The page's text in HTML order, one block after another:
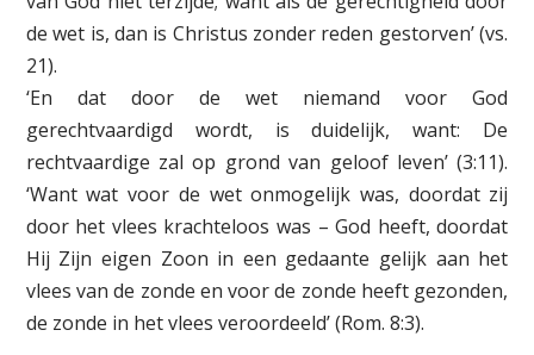
de wet is, dan is Christus zonder reden gestorven’ (vs.
21).
‘En dat door de wet niemand voor God
gerechtvaardigd wordt, is duidelijk, want: De
rechtvaardige zal op grond van geloof leven’ (3:11).
‘Want wat voor de wet onmogelijk was, doordat zij
door het vlees krachteloos was – God heeft, doordat
Hij Zijn eigen Zoon in een gedaante gelijk aan het
vlees van de zonde en voor de zonde heeft gezonden,
de zonde in het vlees veroordeeld’ (Rom. 8:3).